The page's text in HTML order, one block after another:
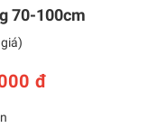
70-100cm
đ